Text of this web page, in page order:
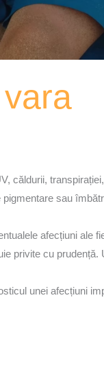
căldurii,
sau
afecțiuni ale
privite cu
unei afecțiuni